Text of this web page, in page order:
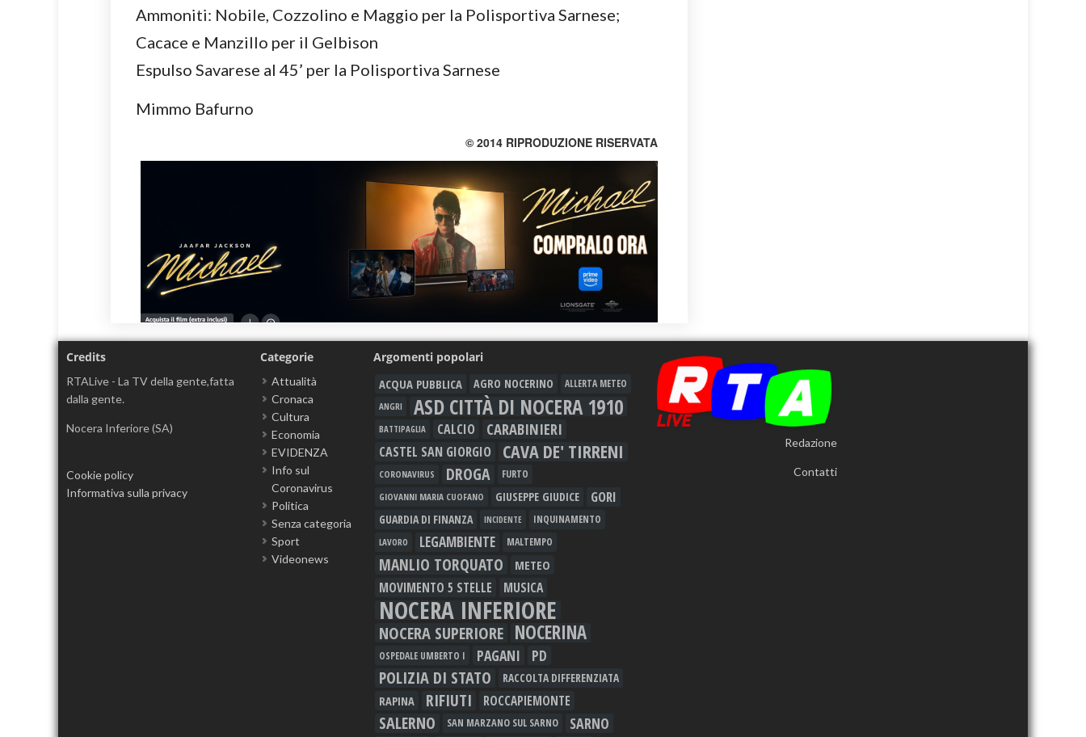
Ammoniti: Nobile, Cozzolino e Maggio per la Polisportiva Sarnese;
Cacace e Manzillo per il Gelbison
Espulso Savarese al 45’ per la Polisportiva Sarnese
Mimmo Bafurno
© 2014 RIPRODUZIONE RISERVATA
Credits
RTALive - La TV della gente,fatta
dalla gente.
Nocera Inferiore (SA)
Cookie policy
Informativa sulla privacy
Categorie
Attualità
Cronaca
Cultura
Economia
EVIDENZA
Info sul
Coronavirus
Politica
Senza categoria
Sport
Videonews
Argomenti popolari
ACQUA PUBBLICA AGRO NOCERINO
ALLERTA METEO
ANGRI
ASD CITTÀ DI NOCERA 1910
BATTIPAGLIA CALCIO CARABINIERI
CASTEL SAN GIORGIO CAVA DE' TIRRENI
CORONAVIRUS DROGA FURTO
GIOVANNI MARIA CUOFANO GIUSEPPE GIUDICE GORI
GUARDIA DI FINANZA INCIDENTE INQUINAMENTO
LAVORO LEGAMBIENTE MALTEMPO
MANLIO TORQUATO METEO
MOVIMENTO 5 STELLE MUSICA
NOCERA INFERIORE
NOCERA SUPERIORE NOCERINA
OSPEDALE UMBERTO I PAGANI PD
POLIZIA DI STATO RACCOLTA DIFFERENZIATA
RAPINA RIFIUTI ROCCAPIEMONTE
SALERNO SAN MARZANO SUL SARNO SARNO
Redazione
Contatti